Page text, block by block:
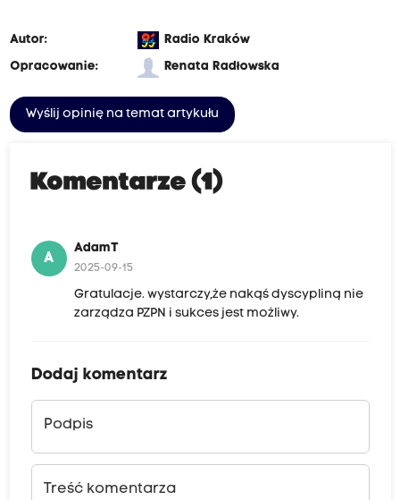
Autor:
Radio Kraków
Opracowanie:
Renata Radłowska
Wyślij opinię na temat artykułu
Komentarze (1)
A
AdamT
2025-09-15
Gratulacje. wystarczy,że nakąś dyscypliną nie
zarządza PZPN i sukces jest możliwy.
Dodaj komentarz
Podpis
Treść komentarza